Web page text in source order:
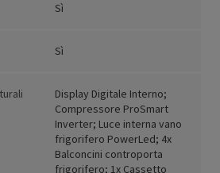
Sì
Sì
Display Digitale Interno;
Compressore ProSmart
Inverter; Luce interna vano
frigorifero PowerLed; 4x
Balconcini controporta
frigorifero; 1x Cassetto